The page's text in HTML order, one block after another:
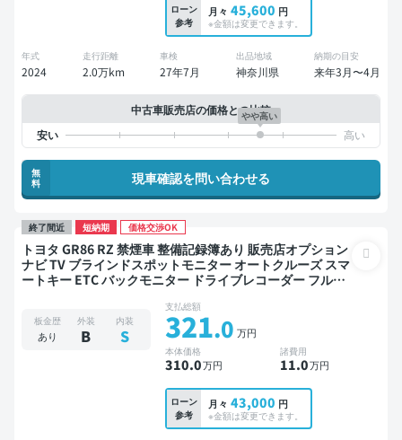
ローン
参考
月々 45,600 円
※金額は変更できます。
年式
2024
走行距離
2.0万km
車検
27年7月
出品地域
神奈川県
納期の目安
来年3月〜4月
中古車販売店の価格との比較
やや高い
無
料
現車確認を問い合わせる
終了間近 短納期 価格交渉OK
トヨタ GR86 RZ 禁煙車 整備記録簿あり 販売店オプション
ナビ TV ブラインドスポットモニター オートクルーズ スマ
ートキー ETC バックモニター ドライブレコーダー フルエ
板金歴
あり
外装
B
内装
S
支払総額
321.0 万円
本体価格
310.0万円
諸費用
11.0万円
ローン
参考
月々 43,000 円
※金額は変更できます。